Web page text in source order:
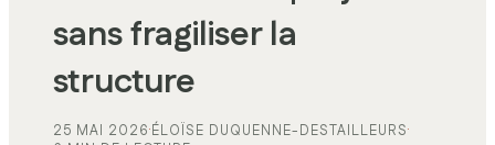
sans fragiliser la
structure
25 MAI 2026·ÉLOÏSE DUQUENNE-DESTAILLEURS·